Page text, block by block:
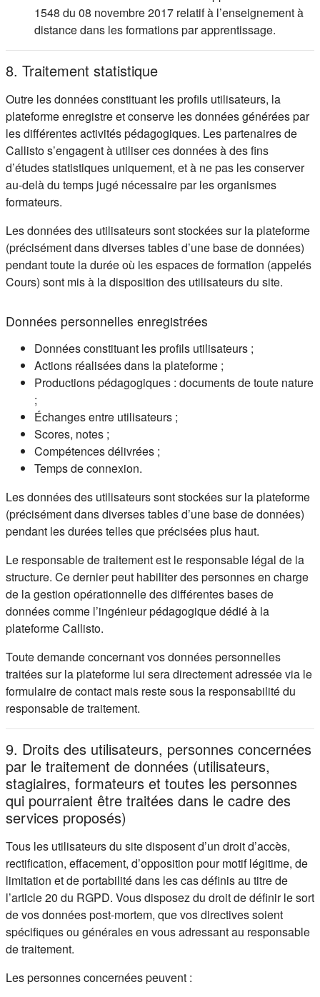
1548 du 08 novembre 2017 relatif à l’enseignement à
distance dans les formations par apprentissage.
8. Traitement statistique
Outre les données constituant les profils utilisateurs, la
plateforme enregistre et conserve les données générées par
les différentes activités pédagogiques. Les partenaires de
Callisto s’engagent à utiliser ces données à des fins
d’études statistiques uniquement, et à ne pas les conserver
au-delà du temps jugé nécessaire par les organismes
formateurs.
Les données des utilisateurs sont stockées sur la plateforme
(précisément dans diverses tables d’une base de données)
pendant toute la durée où les espaces de formation (appelés
Cours) sont mis à la disposition des utilisateurs du site.
Données personnelles enregistrées
Données constituant les profils utilisateurs ;
Actions réalisées dans la plateforme ;
Productions pédagogiques : documents de toute nature
;
Échanges entre utilisateurs ;
Scores, notes ;
Compétences délivrées ;
Temps de connexion.
Les données des utilisateurs sont stockées sur la plateforme
(précisément dans diverses tables d’une base de données)
pendant les durées telles que précisées plus haut.
Le responsable de traitement est le responsable légal de la
structure. Ce dernier peut habiliter des personnes en charge
de la gestion opérationnelle des différentes bases de
données comme l’ingénieur pédagogique dédié à la
plateforme Callisto.
Toute demande concernant vos données personnelles
traitées sur la plateforme lui sera directement adressée via le
formulaire de contact mais reste sous la responsabilité du
responsable de traitement.
9. Droits des utilisateurs, personnes concernées
par le traitement de données (utilisateurs,
stagiaires, formateurs et toutes les personnes
qui pourraient être traitées dans le cadre des
services proposés)
Tous les utilisateurs du site disposent d’un droit d’accès,
rectification, effacement, d’opposition pour motif légitime, de
limitation et de portabilité dans les cas définis au titre de
l’article 20 du RGPD. Vous disposez du droit de définir le sort
de vos données post-mortem, que vos directives soient
spécifiques ou générales en vous adressant au responsable
de traitement.
Les personnes concernées peuvent :